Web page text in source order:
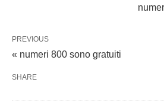
PREVIOUS
« numeri 800 sono gratuiti
SHARE